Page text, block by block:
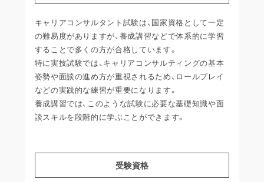
キャリアコンサルタント試験は、国家資格として一定
の難易度がありますが、養成講習などで体系的に学習
することで多くの方が合格しています。
特に実技試験では、キャリアコンサルティングの基本
姿勢や面談の進め方が重視されるため、ロールプレイ
などの実践的な練習が重要になります。
養成講習では、このような試験に必要な基礎知識や面
談スキルを段階的に学ぶことができます。
受験資格